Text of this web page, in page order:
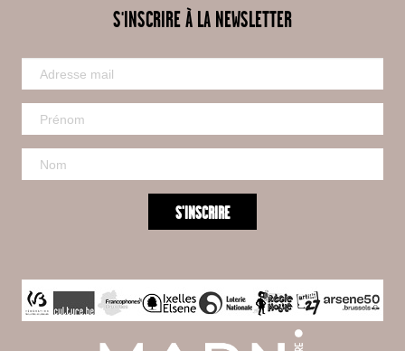
S'INSCRIRE À LA NEWSLETTER